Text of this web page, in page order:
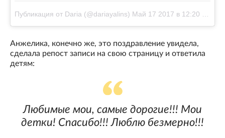
Публикация от Daria (@dariayalins) Май 17 2017 в 12:20 PDT
Анжелика, конечно же, это поздравление увидела,
сделала репост записи на свою страницу и ответила
детям:
Любимые мои, самые дорогие!!! Мои
детки! Спасибо!!! Люблю безмерно!!!